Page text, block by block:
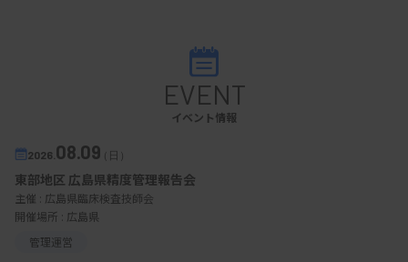
EVENT
イベント情報
2026. 08.09（日）
東部地区 広島県精度管理報告会
主催 : 広島県臨床検査技師会
開催場所 : 広島県
管理運営